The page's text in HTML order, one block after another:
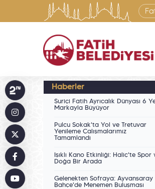
Haberler
Suriçi Fatih Ayrıcalık Dünyası 6
Markayla Büyüyor
Pulcu Sokak'ta Yol ve Tretuvar
Yenileme Çalışmalarımız
Tamamlandı
Işıklı Kano Etkinliği: Haliç'te Spor
Doğa Bir Arada
Gelenekten Sofraya: Ayvansaray
Bahçe'de Menemen Buluşması